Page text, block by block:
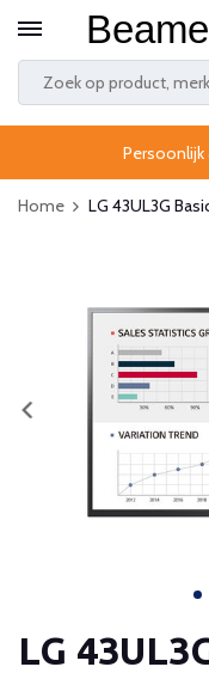
Persoonlijk
Home LG 43UL3G
LG